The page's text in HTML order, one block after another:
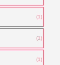
(1)
(1)
(1)